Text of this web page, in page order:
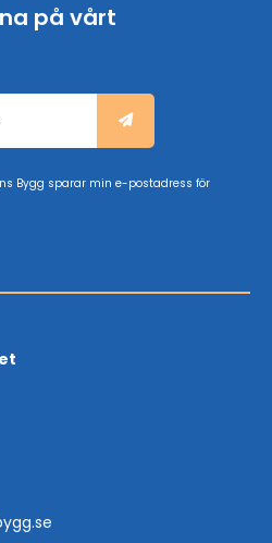
på vårt
Bygg sparar min e-postadress för